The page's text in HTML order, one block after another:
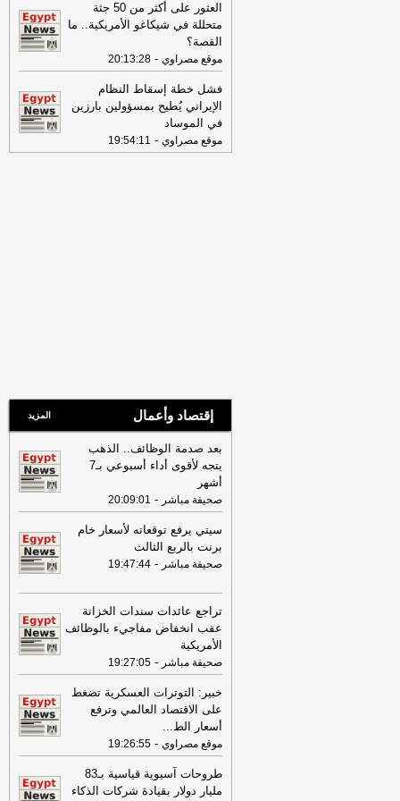
الخميس 30-07-2026
-
18:41
رئيس "الوطنية للصحافة" يكشف
تفاصيل حملة الصحف القومية لمواجهة
مخاطر السوشيال ميديا-موقع مصراوي
16:46
وزير الخزانة الأميركي: لن نسمح
لإيران اتخاذ التجارة العالمية رهينة أو
استخدام الشحن الدولي لتمويل الحرس
الثوري-لبنانون 24
العثور على أكثر من 50 جثة
متحللة في شيكاغو الأمريكية.. ما
القصة؟
موقع مصراوي -
20:13:28
فشل خطة إسقاط النظام
الإيراني يُطيح بمسؤولين بارزين
في الموساد
موقع مصراوي -
19:54:11
إقتصاد وأعمال المزيد
بعد صدمة الوظائف.. الذهب
يتجه لأقوى أداء أسبوعي بـ7
أشهر
صحيفة مباشر -
20:09:01
سيتي يرفع توقعاته لأسعار خام
برنت بالربع الثالث
صحيفة مباشر -
19:47:44
تراجع عائدات سندات الخزانة
عقب انخفاض مفاجيء بالوظائف
الأمريكية
صحيفة مباشر -
19:27:05
خبير: التوترات العسكرية تضغط
على الاقتصاد العالمي وترفع
أسعار الط...
موقع مصراوي -
19:26:55
طروحات آسيوية قياسية بـ83
مليار دولار بقيادة شركات الذكاء